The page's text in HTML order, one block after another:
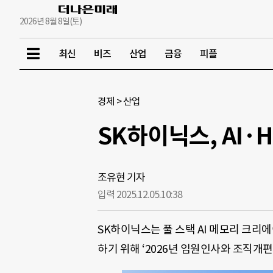
2026년 8월 8일(토)
최신 비즈 산업 금융 피플
경제 >산업
SK하이닉스,
조유현 기자
입력 2025.12.05.10:38
SK하이닉스는 풀 스택 AI 메모리 크
하기 위해 ‘2026년 임원인사와 조직개